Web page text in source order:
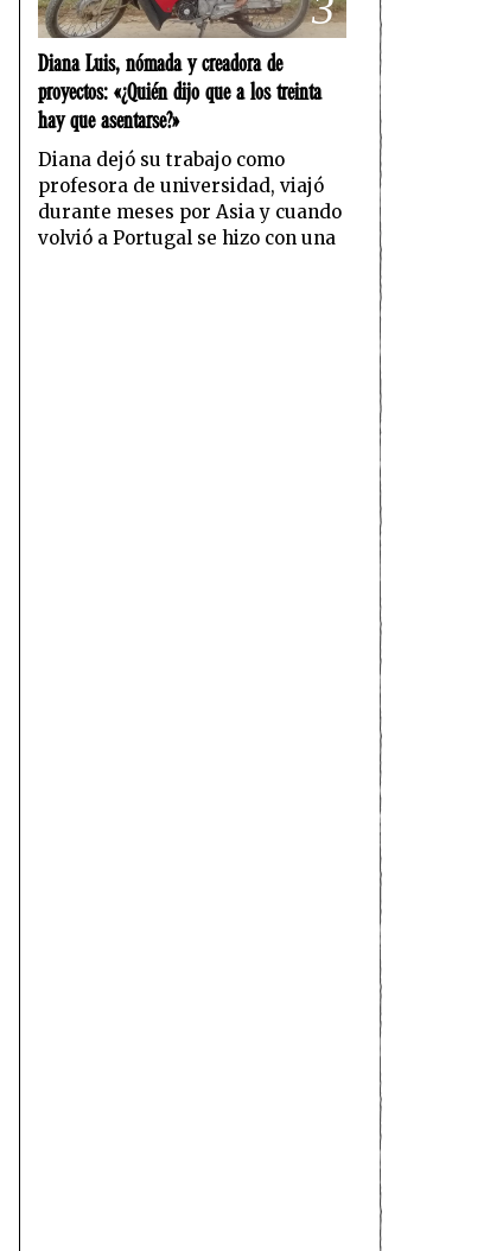
Diana Luis, nómada y creadora de
proyectos: «¿Quién dijo que a los treinta
hay que asentarse?»
Diana dejó su trabajo como
profesora de universidad, viajó
durante meses por Asia y cuando
volvió a Portugal se hizo con una